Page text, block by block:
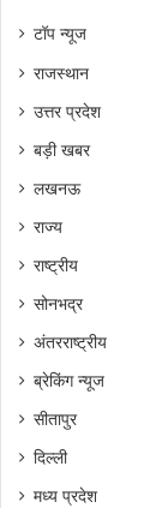
टॉप न्यूज
राजस्थान
उत्तर प्रदेश
बड़ी खबर
लखनऊ
राज्य
राष्ट्रीय
सोनभद्र
अंतरराष्ट्रीय
ब्रेकिंग न्यूज
सीतापुर
दिल्ली
मध्य प्रदेश